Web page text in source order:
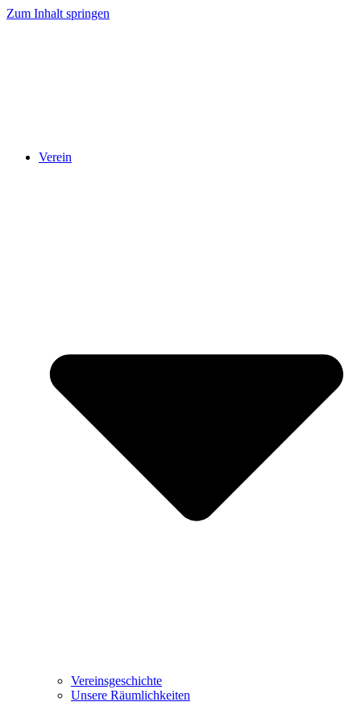
Zum Inhalt springen
Verein
Vereinsgeschichte
Unsere Räumlichkeiten